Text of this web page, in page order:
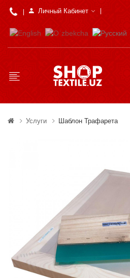
Личный Кабинет
Услуги Шаблон Трафарета